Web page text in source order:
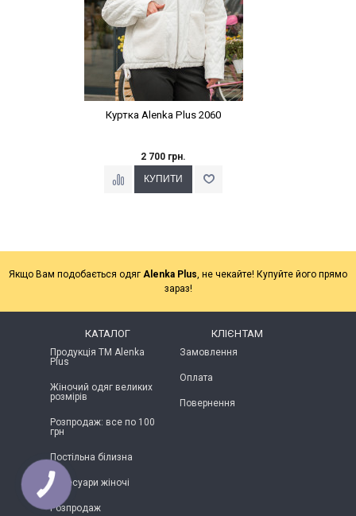
Куртка Alenka Plus 2060
2 700 грн.
Якщо Вам подобається одяг Alenka Plus, не чекайте! Купуйте його прямо
зараз!
КАТАЛОГ
Продукція ТМ Alenka
Plus
Жіночий одяг великих
розмірів
Розпродаж: все по 100
грн
Постільна білизна
Аксесуари жіночі
Розпродаж
КЛІЄНТАМ
Замовлення
Оплата
Повернення
КНОПКА
ЗВ'ЯЗКУ